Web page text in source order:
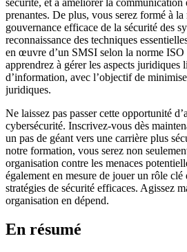
prenantes. De plus, vous serez formé à la
gouvernance efficace de la sécurité des
reconnaissance des techniques
en œuvre d’un SMSI selon la norme
apprendrez à gérer les aspects juridiques
d’information, avec l’objectif de
juridiques.
Ne laissez pas passer cette opportunité
cybersécurité. Inscrivez-vous dès
un pas de géant vers une carrière plus
notre formation, vous serez non
organisation contre les menaces
également en mesure de jouer un rôle clé
stratégies de sécurité efficaces. Agissez
organisation en dépend.
En résumé